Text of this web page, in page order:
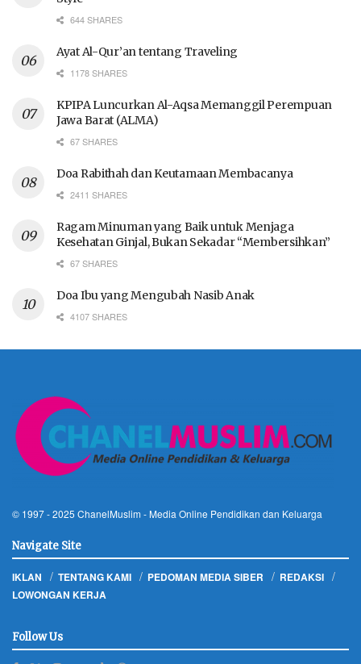
644 SHARES
Ayat Al-Qur’an tentang Traveling
1178 SHARES
KPIPA Luncurkan Al-Aqsa Memanggil Perempuan
Jawa Barat (ALMA)
67 SHARES
Doa Rabithah dan Keutamaan Membacanya
2411 SHARES
Ragam Minuman yang Baik untuk Menjaga
Kesehatan Ginjal, Bukan Sekadar “Membersihkan”
67 SHARES
Doa Ibu yang Mengubah Nasib Anak
4107 SHARES
© 1997 - 2025 ChanelMuslim - Media Online Pendidikan dan Keluarga
Navigate Site
IKLAN TENTANG KAMI PEDOMAN MEDIA SIBER
REDAKSI
LOWONGAN KERJA
Follow Us